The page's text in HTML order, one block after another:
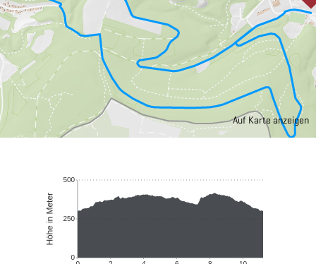
Auf Karte anzeigen